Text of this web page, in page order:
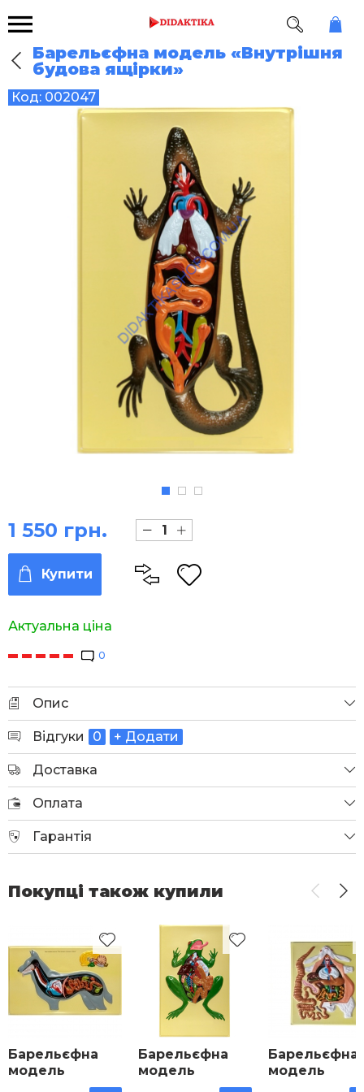
Барельєфна модель «Внутрішня
будова ящірки»
Код: 002047
Актуальна ціна
1 550 грн.
Купити
0
Опис
Відгуки 0 + Додати
Доставка
Оплата
Гарантія
Покупці також купили
Барельєфна
модель
«Внутрішня
Барельєфна
модель
«Внутрішня
Барельєфна
модель
«Внутрішня